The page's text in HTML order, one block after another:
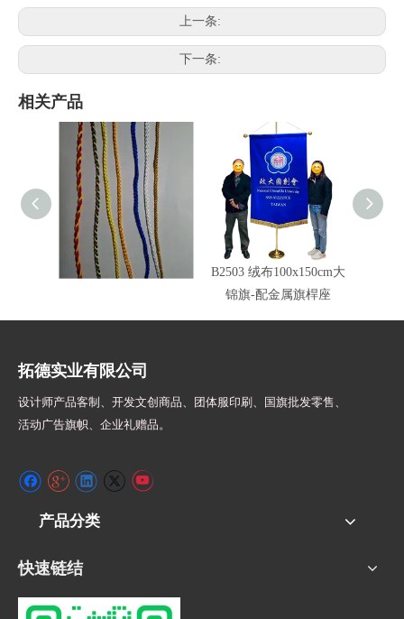
上一条:
下一条:
相关产品
车绳锦旗边绳颜色
B2503 绒布100x150cm大
锦旗-配金属旗桿座
拓德实业有限公司
设计师产品客制、开发文创商品、团体服印刷、
国旗批发零售、
活动广告旗帜、 企业礼赠品。
产品分类
快速链结